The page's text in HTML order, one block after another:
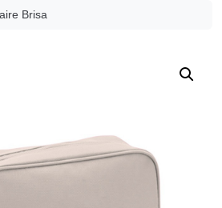
Brisa